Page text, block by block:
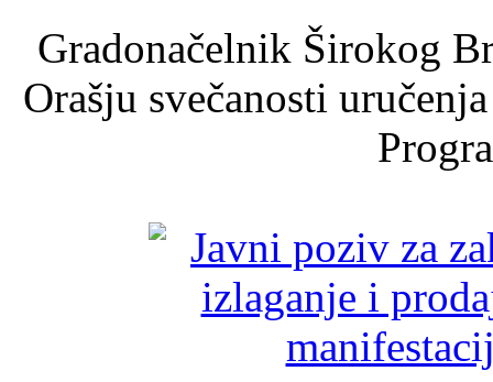
Gradonačelnik Širokog
Orašju svečanosti